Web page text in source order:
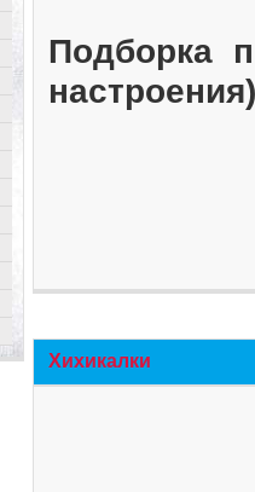
Подборка
Хихикалки